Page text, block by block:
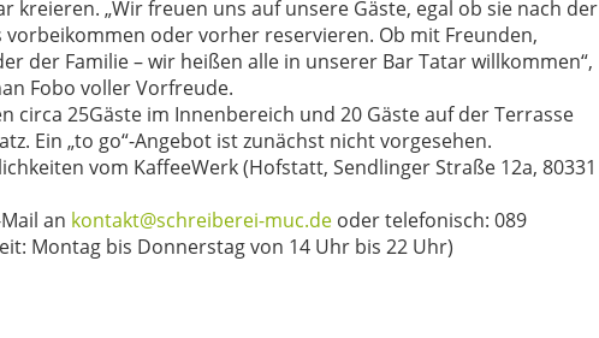
kreieren. „Wir freuen uns auf unsere Gäste, egal ob sie nach der
oder vorher reservieren. Ob mit Freunden,
der Familie – wir heißen alle in unserer Bar Tatar willkommen“,
Fobo voller Vorfreude.
circa 25Gäste im Innenbereich und 20 Gäste auf der Terrasse
Ein „to go“-Angebot ist zunächst nicht vorgesehen.
vom KaffeeWerk (Hofstatt, Sendlinger Straße 12a, 80331
an kontakt@schreiberei-muc.de oder telefonisch: 089
Montag bis Donnerstag von 14 Uhr bis 22 Uhr)